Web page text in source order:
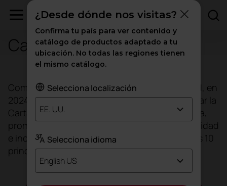
Carta de la Diversidad
Como parte de nuestra política de inclusividad, en
2024 reafirmamos nuestro compromiso al firmar la
Carta de la Diversidad Europea. De esta manera,
promovemos los principios de igualdad, diversidad
e inclusión en el ámbito laboral, adoptando los 10
principios básicos que esta carta establece.
¿Desde dónde nos visitas?
Confirma tu país para ver contenido y
catálogo de productos adaptado a tu
ubicación. No todas las regiones tienen
el mismo catálogo.
Selecciona localización
EE. UU.
Selecciona idioma
English US